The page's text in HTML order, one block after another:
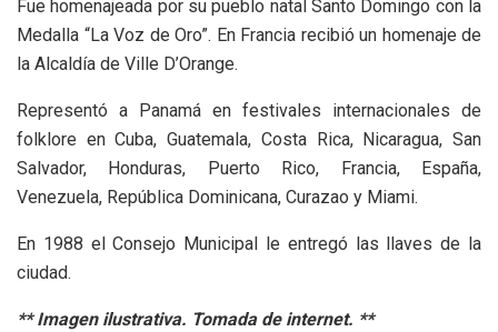
Fue homenajeada por su pueblo natal Santo Domingo con la
Medalla “La Voz de Oro”. En Francia recibió un homenaje de
la Alcaldía de Ville D’Orange.
Representó a Panamá en festivales internacionales de
folklore en Cuba, Guatemala, Costa Rica, Nicaragua, San
Salvador, Honduras, Puerto Rico, Francia, España,
Venezuela, República Dominicana, Curazao y Miami.
En 1988 el Consejo Municipal le entregó las llaves de la
ciudad.
** Imagen ilustrativa. Tomada de internet. **